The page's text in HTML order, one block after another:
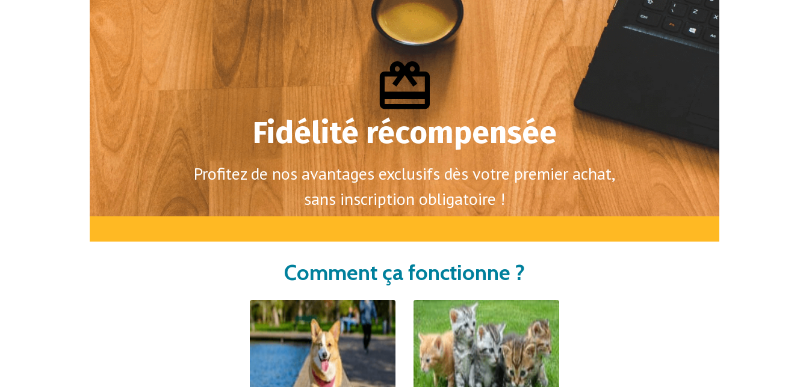
Fidélité récompensée
Profitez de nos avantages exclusifs dès votre premier achat,
sans inscription obligatoire !
Comment ça fonctionne ?